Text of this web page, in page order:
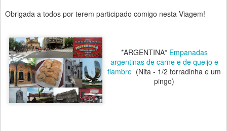
Obrigada a todos por terem participado comigo nesta Viagem!
*ARGENTINA* Empanadas
argentinas de carne e de queijo e
fiambre (Nita - 1/2 torradinha e um
pingo)